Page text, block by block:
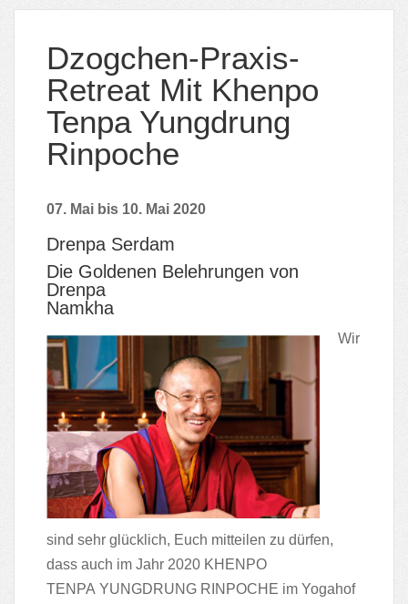
Dzogchen-Praxis-
Retreat Mit Khenpo
Tenpa Yungdrung
Rinpoche
07. Mai bis 10. Mai 2020
Drenpa Serdam
Die Goldenen Belehrungen von
Drenpa
Namkha
Wir
sind sehr glücklich, Euch mitteilen zu dürfen,
dass auch im Jahr 2020 KHENPO
TENPA YUNGDRUNG RINPOCHE im Yogahof